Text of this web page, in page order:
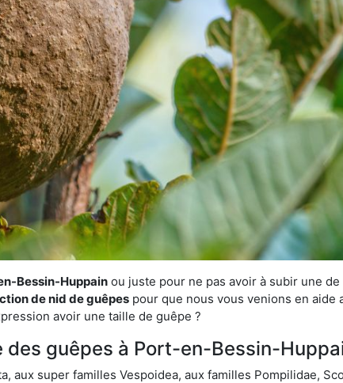
Bessin-Huppain ou juste pour ne pas avoir à subir une
de nid de guêpes pour que nous vous venions en
avoir une taille de guêpe ?
guêpes à Port-en-Bessin-
aux super familles Vespoidea, aux familles Pompilidae,